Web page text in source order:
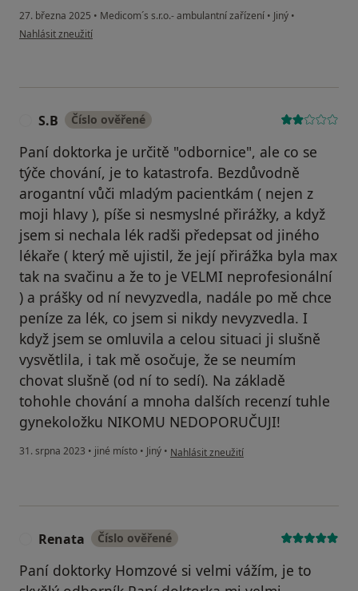
27. března 2025 • Medicom´s s.r.o.- ambulantní zařízení • Jiný •
podle názoru uživatele KJ
Nahlásit zneužití
S.B Číslo ověřené
Paní doktorka je určitě "odbornice", ale co se
týče chování, je to katastrofa. Bezdůvodně
arogantní vůči mladým pacientkám ( nejen z
moji hlavy ), píše si nesmyslné přirážky, a když
jsem si nechala lék radši předepsat od jiného
lékaře ( který mě ujistil, že její přirážka byla max
tak na svačinu a že to je VELMI neprofesionální
) a prášky od ní nevyzvedla, nadále po mě chce
peníze za lék, co jsem si nikdy nevyzvedla. I
když jsem se omluvila a celou situaci ji slušně
vysvětlila, i tak mě osočuje, že se neumím
chovat slušně (od ní to sedí). Na základě
tohohle chování a mnoha dalších recenzí tuhle
gynekoložku NIKOMU NEDOPORUČUJI!
31. srpna 2023 • jiné místo • Jiný • podle názoru uživatele S.B
Nahlásit zneužití
Renata Číslo ověřené
Paní doktorky Homzové si velmi vážím, je to